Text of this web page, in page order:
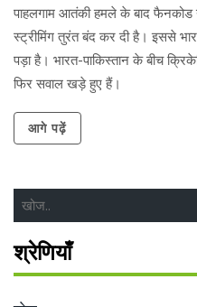
पाहलगाम आतंकी हमले के बाद
स्ट्रीमिंग तुरंत बंद कर दी है। इससे
पड़ा है। भारत-पाकिस्तान के बीच
फिर सवाल खड़े हुए हैं।
आगे पढ़ें
श्रेणियाँ